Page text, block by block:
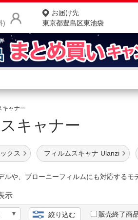
)
お届け先
東京都豊島区東池袋
カテゴリ一覧からさがす
お客様サポート
ご利用ガイド
キャナー
キャナー
クス フィルムスキャナ Ulanzi
ルや、ブローニーフィルムにも対応するモ
示
絞り込む 販売終了商